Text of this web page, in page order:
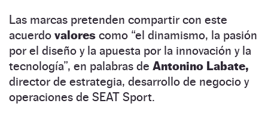
Las marcas pretenden compartir con este
acuerdo valores como “el dinamismo, la pasión
por el diseño y la apuesta por la innovación y la
tecnología”, en palabras de Antonino Labate,
director de estrategia, desarrollo de negocio y
operaciones de SEAT Sport.